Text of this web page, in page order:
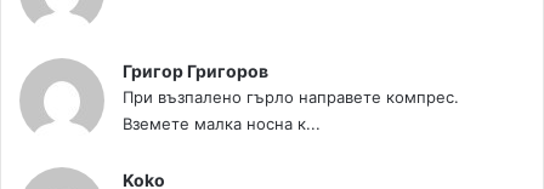
Григор Григоров
При възпалено гърло направете компрес.
Вземете малка носна к...
Koko